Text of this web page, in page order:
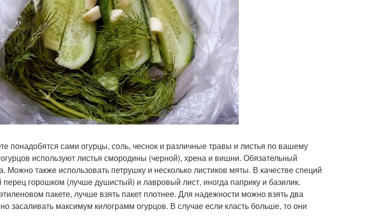
понадобятся сами огурцы, соль, чеснок и различные травы и листья по вашему
используют листья смородины (черной), хрена и вишни. Обязательный
Можно также использовать петрушку и несколько листиков мяты. В качестве специй
горошком (лучше душистый) и лавровый лист, иногда паприку и базилик.
пакете, лучше взять пакет плотнее. Для надежности можно взять два
засаливать максимум килограмм огурцов. В случае если класть больше, то они